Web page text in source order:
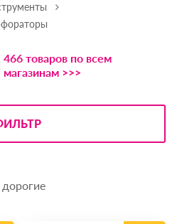
466 товаров по всем
магазинам >>>
дорогие